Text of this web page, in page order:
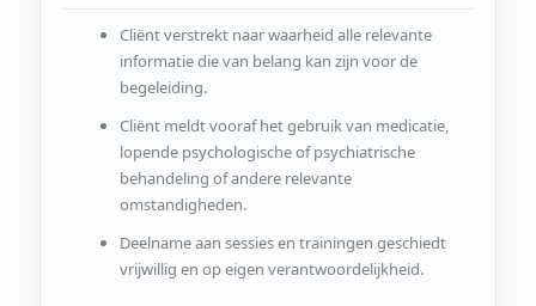
Cliënt verstrekt naar waarheid alle relevante
informatie die van belang kan zijn voor de
begeleiding.
Cliënt meldt vooraf het gebruik van medicatie,
lopende psychologische of psychiatrische
behandeling of andere relevante
omstandigheden.
Deelname aan sessies en trainingen geschiedt
vrijwillig en op eigen verantwoordelijkheid.